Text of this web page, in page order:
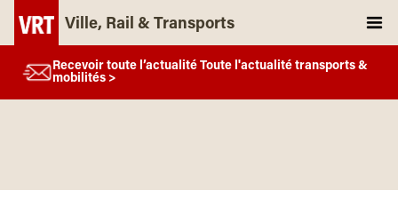
Ville, Rail & Transports
Recevoir toute l’actualité Toute l'actualité transports &
mobilités >